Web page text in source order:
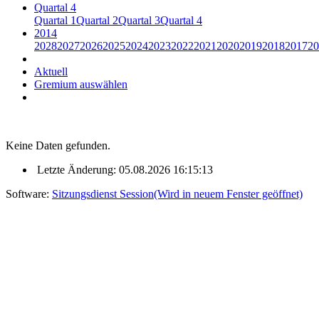
Quartal 4
Quartal 1Quartal 2Quartal 3Quartal 4
2014
20282027202620252024202320222021 2020201920182017
Aktuell
Gremium auswählen
Keine Daten gefunden.
Letzte Änderung: 05.08.2026 16:15:13
Software: Sitzungsdienst Session(Wird in neuem Fenster geöffnet)